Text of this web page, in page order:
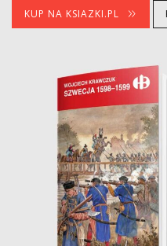
KUP NA KSIAZKI.PL